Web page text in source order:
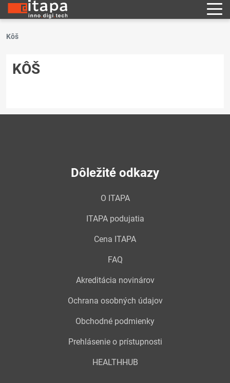
Kôš
KÔŠ
Dôležité odkazy
O ITAPA
ITAPA podujatia
Cena ITAPA
FAQ
Akreditácia novinárov
Ochrana osobných údajov
Obchodné podmienky
Prehlásenie o prístupnosti
HEALTHHUB